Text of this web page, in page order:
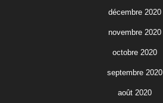
décembre 2020
novembre 2020
octobre 2020
septembre 2020
août 2020